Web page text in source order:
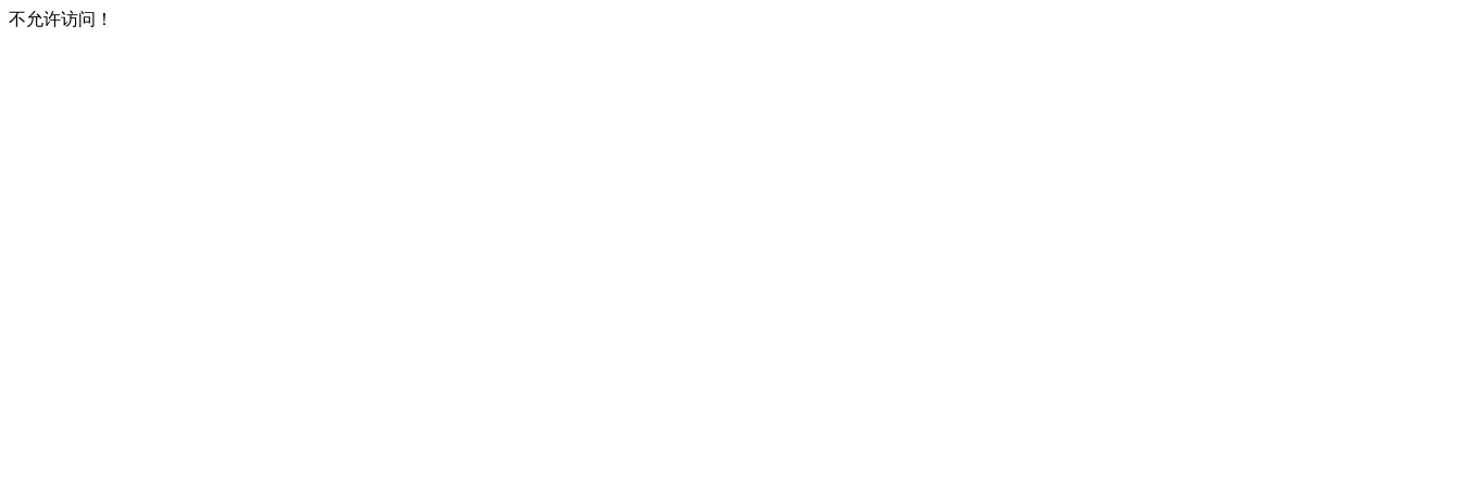
不允许访问！